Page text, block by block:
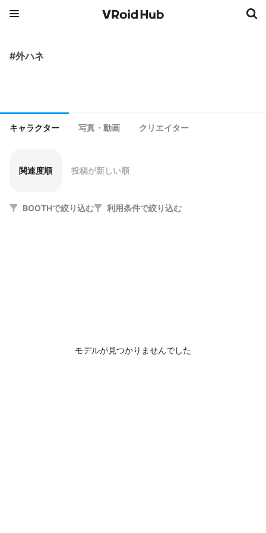
#外ハネ
キャラクター 写真・動画 クリエイター
関連度順 投稿が新しい順
BOOTHで絞り込む 利用条件で絞り込む
モデルが見つかりませんでした